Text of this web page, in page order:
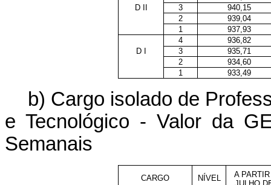
D II
3
940,15
2
939,04
1
937,93
4
936,82
D I
3
935,71
2
934,60
1
933,49
b) Cargo isolado de
e Tecnológico - Valor da
Semanais
CARGO NÍVEL
A